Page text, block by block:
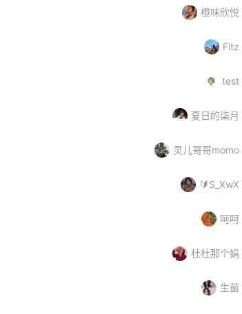
橙味欣悦
Fitz
test
夏日的柒月
灵儿哥哥momo
🔰S_XwX
呵呵
杜杜那个娟
生菌